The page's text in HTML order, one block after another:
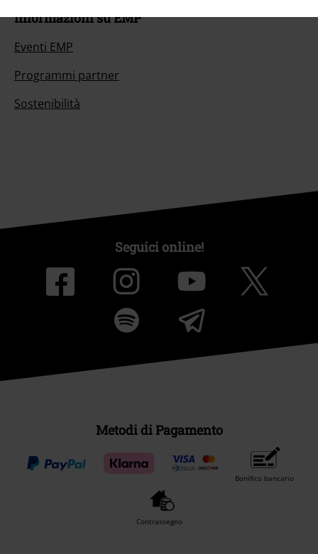
Informazioni su EMP
Eventi EMP
Programmi partner
Sostenibilità
Seguici online!
Metodi di Pagamento
Bonifico bancario
Contrassegno